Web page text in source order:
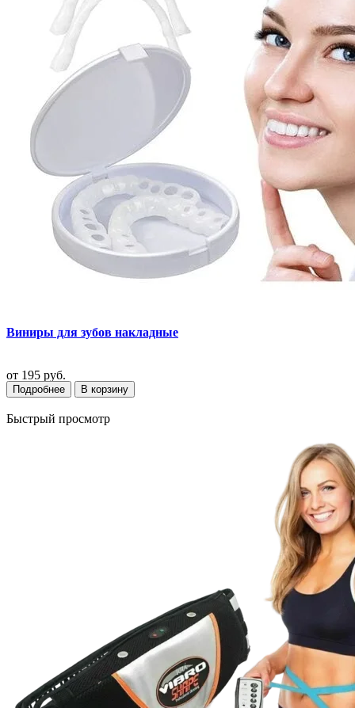
Виниры для зубов накладные
от 195 руб.
Подробнее В корзину
Быстрый просмотр